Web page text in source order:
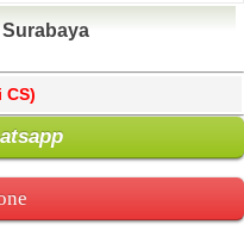
CS)